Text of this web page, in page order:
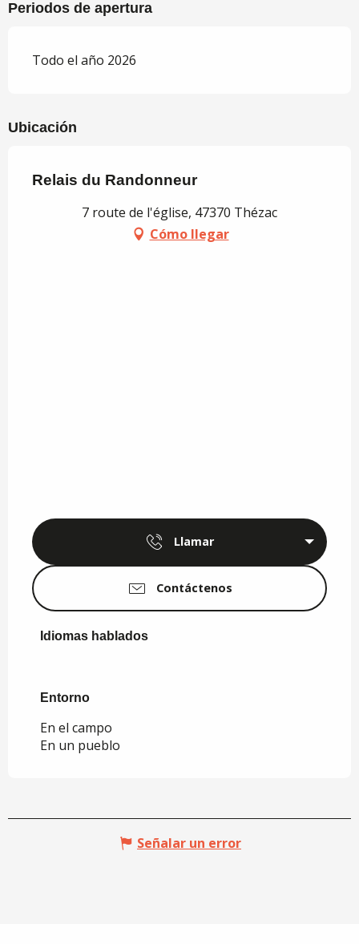
Periodos de apertura
Todo el año 2026
Ubicación
Relais du Randonneur
7 route de l'église, 47370 Thézac
Cómo llegar
Llamar
Contáctenos
Idiomas hablados
Idiomas hablados
Entorno
Entorno
En el campo
En un pueblo
Señalar un error